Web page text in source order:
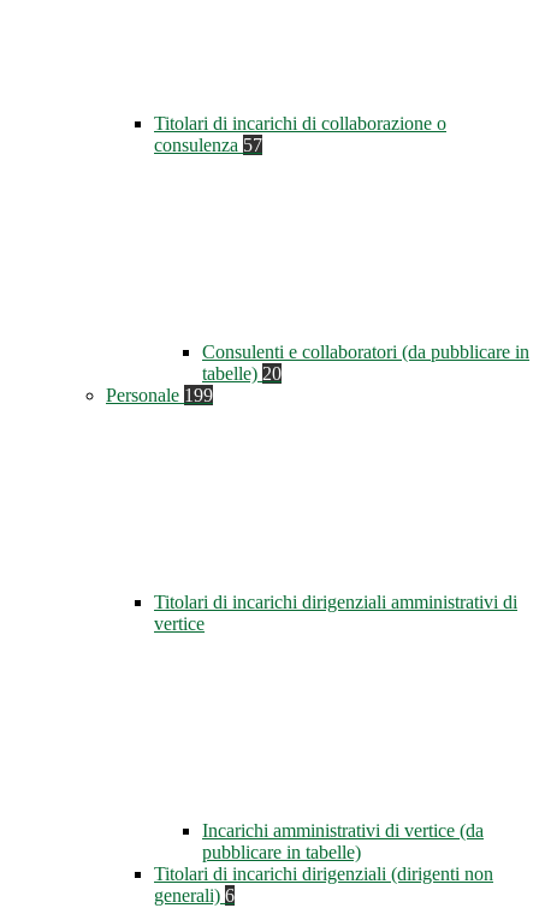
Titolari di incarichi di collaborazione o
consulenza 57
Consulenti e collaboratori (da pubblicare in
tabelle) 20
Personale 199
Titolari di incarichi dirigenziali amministrativi di
vertice
Incarichi amministrativi di vertice (da
pubblicare in tabelle)
Titolari di incarichi dirigenziali (dirigenti non
generali) 6